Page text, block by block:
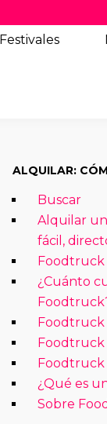
Festivales
ALQUILAR:
Buscar
Alquilar
fácil,
Foodtruck
¿Cuánto
Foodtruck
Foodtruck
Foodtruck
¿Qué es
Sobre